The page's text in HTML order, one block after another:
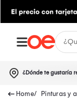
¿Dónde te gustaría
Pinturas y